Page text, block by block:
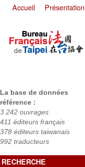
Accueil Présentation
La base de données
référence :
3 242 ouvrages
411 éditeurs français
378 éditeurs taiwanais
992 traducteurs
RECHERCHE